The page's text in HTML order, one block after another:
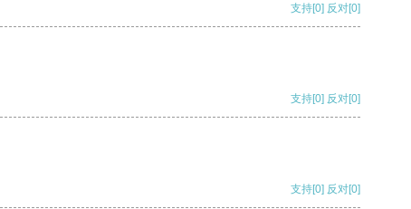
支持[0] 反对[0]
支持[0] 反对[0]
支持[0] 反对[0]